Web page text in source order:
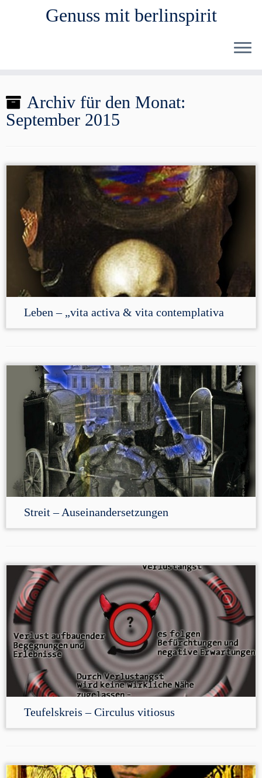
Inhalt
springen
Genuss mit berlinspirit
Archiv für den Monat:
September 2015
Leben – „vita activa & vita contemplativa
Streit – Auseinandersetzungen
Teufelskreis – Circulus vitiosus